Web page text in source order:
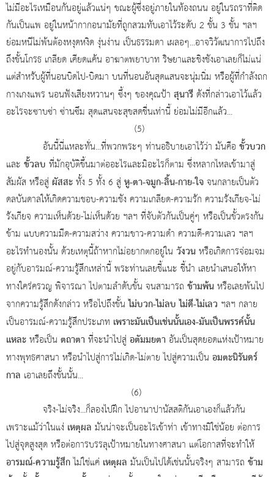
ไม่มีอะไรเหมือนกันอยู่แล้วแน่ๆ ขณะผู้ซึ่งอยู่ภายในท้องถนน อยู่ในรถราที่ติด
กันเป็นแพ อยู่ในหน้ากากอนามัยที่ถูกสวมทับเอาไว้ระดับ 2 ชั้น 3 ชั้น ฯลฯ
ย่อมหนีไม่พ้นต้องหงุดหงิด งุ่นง่าน เป็นธรรมดา เผลอๆ...อาจวิวัฒนาการไปถึง
ถึงขั้นโกรธ เกลียด เคียดแค้น อาฆาตพยาบาท ริษยาและชิงชังเอาเลยก็ไม่แน่
แต่สำหรับผู้ที่นอนบิดไป-บิดมา บนที่นอนอันสุดแสนจะนุ่มนิ่ม หรือผู้ที่กำลังถก
กางเกงแพร นอนฟังเสียงหวานๆ ซึ้งๆ ของคุณป้า สุนารีดังที่กล่าวเอาไว้แล้ว
อะไรจะซาบซ่า ซ่านซึม สุดแสนจะสุขสดชื่นเท่านี้ ย่อมไม่มีอีกแล้ว...
(5)
อันนี้นี่แหละทั่น...ที่พวกพระๆ ท่านอธิบายเอาไว้ว่า มันคือ ขั้วบวก
และ ขั้วลบ ที่มักอุบัติขึ้นมาต่ออะไรและมิอะไรก็ตาม ซึ่งหลากไหลเข้ามาสู่
สัมผัส หรือสู่ ผัสสะทั้ง 5 ทั้ง 6 สู่ หู-ตา-จมูก-ลิ้น-กาย-ใจจนกลายเป็นตัว
ดลบันดาลให้เกิดความชอบ-ความชัง ความเกลียด-ความรัก ความรังเกียจ-ไม่
รังเกียจ ความเห็นด้วย-ไม่เห็นด้วย ฯลฯ ที่จับตัวกันเป็นคู่ๆ หรือเป็นขั้วตรงกัน
ข้าม แบบความมืด-ความสว่าง ความขาว-ความดำ ความดี-ความเลว ฯลฯ
อะไรทำนองนั้น ด้วยเหตุนี้ถ้าหากไม่อยากตกอยู่ในวังวนหรือเกิดการจ่อมจม
อยู่กับอารมณ์-ความรู้สึกเหล่านี้ พระท่านเลยชี้แนะ ชี้นำ เลยนำเสนอให้หา
ทางใคร่ครวญ พิจารณา ไปตามลำดับขั้น จนสามารถ ข้ามพ้นหรือเลยพ้นไป
จากความรู้สึกดังกล่าว หรือไปถึงขั้นไม่บวก-ไม่ลบ ไม่ดี-ไม่เลว ฯลฯ กลาย
เป็นอารมณ์-ความรู้สึกประเภท เพราะมันเป็นเช่นนั้นเอง-มันเป็นพรรค์นั้น
แหละหรือเป็นตถาตา ที่จะนำไปสู่ อตัมมยตา อันเป็นสุดยอดแห่งเป้าหมาย
ทางพุทธศาสนา หรือนำไปสู่การไม่เกิด-ไม่ตาย ไปสู่ความเป็นอมตะนิรันดร์
กาล เอาเลยถึงขั้นนั้น...
(6)
จริง-ไม่จริง...ก็ลองไปฝึก ไปอานาปานัสสติกันเอาเองก็แล้วกัน
เพราะแม้ว่าในแง่ เหตุผล มันน่าจะเป็นอะไรเข้าท่า เข้าทางมิใช่น้อย ต่อการ
ไปสู่จุดสูงสุด หรือต่อการบรรลุเป้าหมายในทางศาสนา แต่โอกาสที่จะทำให้
อารมณ์-ความรู้สึกไม่ใช่แค่ เหตุผล มันเป็นไปได้เช่นนั้นจริงๆ สามารถ ข้าม